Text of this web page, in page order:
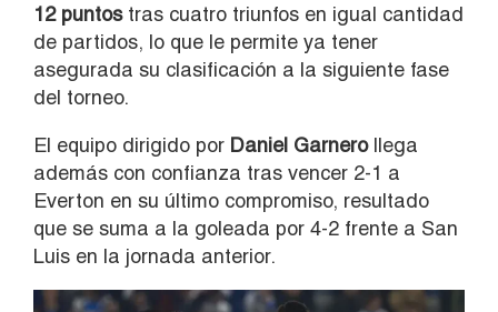
12 puntostras cuatro triunfos en igual cantidad
de partidos, lo que le permite ya tener
asegurada su clasificación a la siguiente fase
del torneo.
El equipo dirigido por Daniel Garnerollega
además con confianza tras vencer 2-1 a
Everton en su último compromiso, resultado
que se suma a la goleada por 4-2 frente a San
Luis en la jornada anterior.